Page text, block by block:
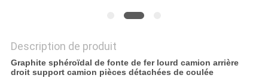
CONFIDENTIALITÉ
Description de produit
Graphite sphéroïdal de fonte de fer lourd camion arrière
droit support camion pièces détachées de coulée